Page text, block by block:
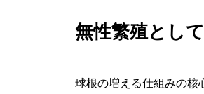
無性繁殖とし
球根の増える仕組みの核